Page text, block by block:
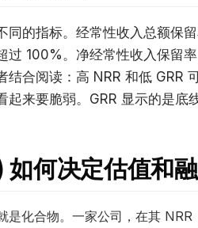
同的指标。经常性收入总额保
过 100%。净经常性收入保留
合阅读：高 NRR 和低 GRR
来要脆弱。GRR 显示的是底
如何决定估值和
是化合物。一家公司，在其